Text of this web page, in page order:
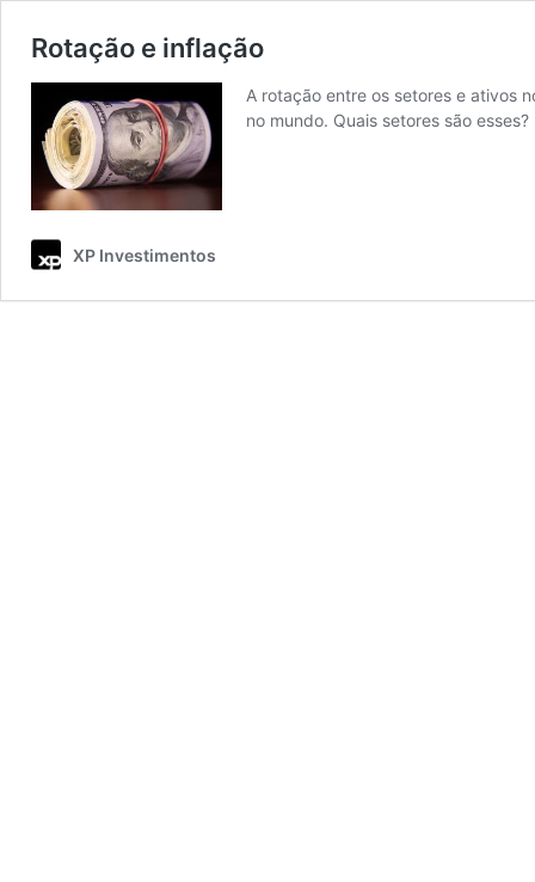
Rotação e inflação
A rotação entre os setores e ativos
no mundo. Quais setores são esses?
XP Investimentos